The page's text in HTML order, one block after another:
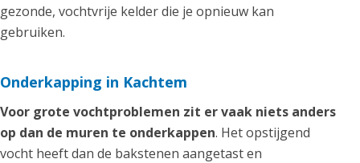
gezonde, vochtvrije kelder die je opnieuw kan
gebruiken.
Onderkapping in Kachtem
Voor grote vochtproblemen zit er vaak niets anders
op dan de muren te onderkappen. Het opstijgend
vocht heeft dan de bakstenen aangetast en